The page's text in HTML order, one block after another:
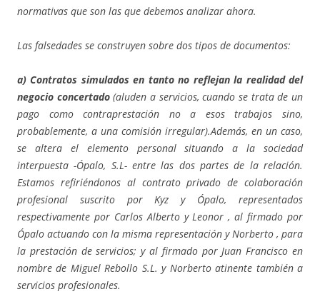
normativas que son las que debemos analizar ahora.
Las falsedades se construyen sobre dos tipos de documentos:
a) Contratos simulados en tanto no reflejan la realidad del
negocio concertado(aluden a servicios, cuando se trata de un
pago como contraprestación no a esos trabajos sino,
probablemente, a una comisión irregular).Además, en un caso,
se altera el elemento personal situando a la sociedad
interpuesta -Ópalo, S.L- entre las dos partes de la relación.
Estamos refiriéndonos al contrato privado de colaboración
profesional suscrito por Kyz y Ópalo, representados
respectivamente por Carlos Alberto y Leonor , al firmado por
Ópalo actuando con la misma representación y Norberto , para
la prestación de servicios; y al firmado por Juan Francisco en
nombre de Miguel Rebollo S.L. y Norberto atinente también a
servicios profesionales.